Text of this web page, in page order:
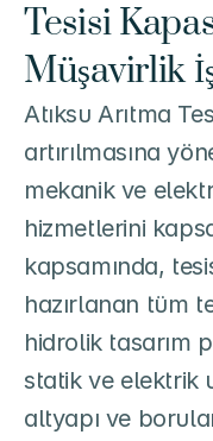
Tesisi
Müşavirlik
Atıksu Arıtma
artırılmasına
mekanik ve
hizmetlerini
kapsamında,
hazırlanan tüm
hidrolik tasarım
statik ve elektrik
altyapı ve